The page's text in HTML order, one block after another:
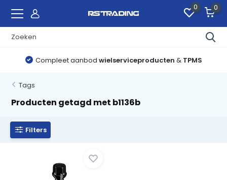
0 0
Compleet aanbod wielserviceproducten & TPMS
Tags
Producten getagd met b1136b
Filters